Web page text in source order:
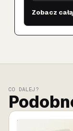
Zobacz
CO DALEJ?
SPRZEDAŻ AI